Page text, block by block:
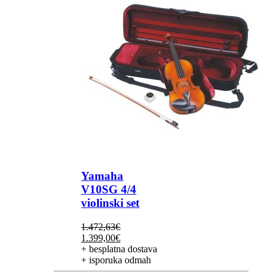
Yamaha
V10SG 4/4
violinski set
1.472,63€
Izvorna
cijena
bila
je:
1.399,00€Trenutna
cijena
je:
1.399,00€.
+ besplatna dostava
+ isporuka odmah